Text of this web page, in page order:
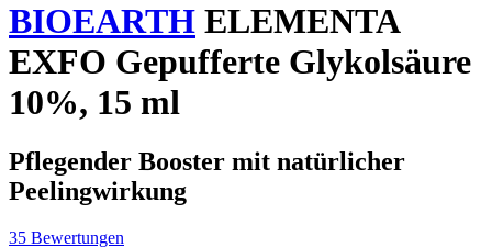
BIOEARTH ELEMENTA
EXFO Gepufferte Glykolsäure
10%, 15 ml
Pflegender Booster mit natürlicher
Peelingwirkung
35 Bewertungen